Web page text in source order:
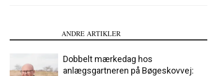
ANDRE ARTIKLER
Dobbelt mærkedag hos
anlægsgartneren på Bøgeskovvej: